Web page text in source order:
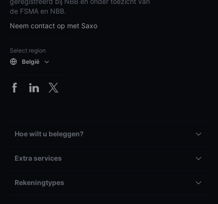
de FSMA en NBB.
Neem contact op met Saxo
Select region
België
Hoe wilt u beleggen?
Extra services
Rekeningtypes